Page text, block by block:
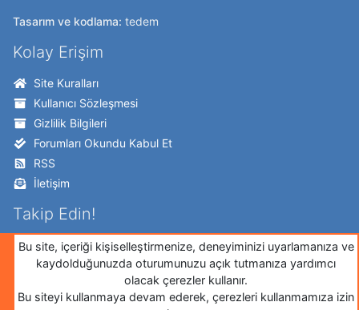
Tasarım ve kodlama: tedem
Kolay Erişim
Site Kuralları
Kullanıcı Sözleşmesi
Gizlilik Bilgileri
Forumları Okundu Kabul Et
RSS
İletişim
Takip Edin!
Twitter
Facebook
Google+
Bu site, içeriği kişiselleştirmenize, deneyiminizi uyarlamanıza ve
kaydolduğunuzda oturumunuzu açık tutmanıza yardımcı
olacak çerezler kullanır.
Bu siteyi kullanmaya devam ederek, çerezleri kullanmamıza izin